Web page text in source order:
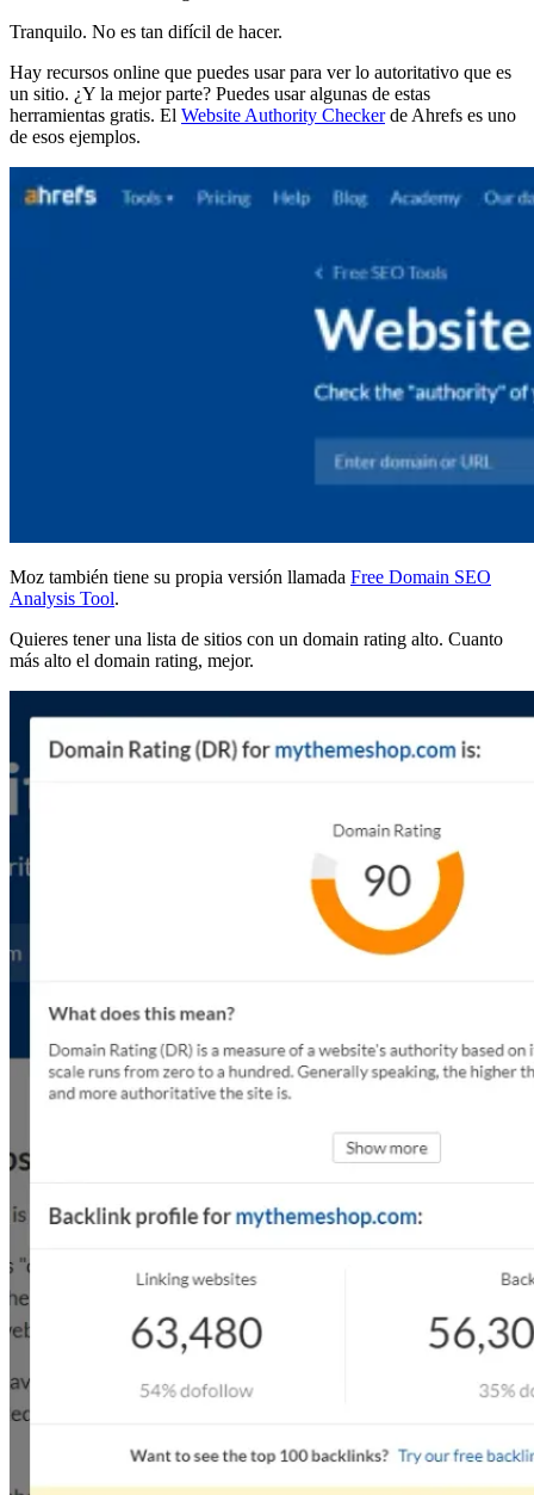
Tranquilo. No es tan difícil de hacer.
Hay recursos online que puedes usar para ver lo autoritativo que es
un sitio. ¿Y la mejor parte? Puedes usar algunas de estas
herramientas gratis. El Website Authority Checkerde Ahrefs es uno
de esos ejemplos.
Moz también tiene su propia versión llamada Free Domain SEO
Analysis Tool.
Quieres tener una lista de sitios con un domain rating alto. Cuanto
más alto el domain rating, mejor.